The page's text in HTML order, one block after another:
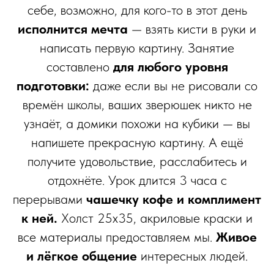
себе, возможно, для кого-то в этот день
исполнится мечта — взять кисти в руки и
написать первую картину. Занятие
составлено для любого уровня
подготовки: даже если вы не рисовали со
времён школы, ваших зверюшек никто не
узнаёт, а домики похожи на кубики — вы
напишете прекрасную картину. А ещё
получите удовольствие, расслабитесь и
отдохнёте. Урок длится 3 часа с
перерывами чашечку кофе и комплимент
к ней. Холст 25х35, акриловые краски и
все материалы предоставляем мы. Живое
и лёгкое общение интересных людей.